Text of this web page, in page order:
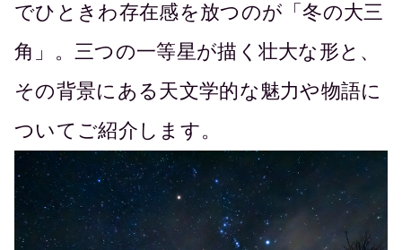
でひときわ存在感を放つのが「冬の大三
角」。三つの一等星が描く壮大な形と、
その背景にある天文学的な魅力や物語に
ついてご紹介します。